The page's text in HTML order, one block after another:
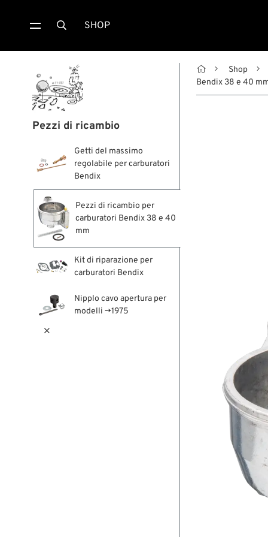
 SHOP
Pezzi di ricambio
Getti del massimo
regolabile per carburatori
Bendix
Pezzi di ricambio per
carburatori Bendix 38 e 40
mm
Kit di riparazione per
carburatori Bendix
Nipplo cavo apertura per
modelli →1975


Shop
Bendix 38 e 40